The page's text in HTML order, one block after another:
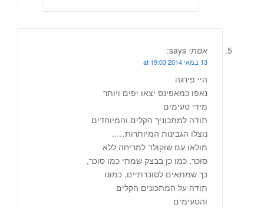
אסתי says:
13 במאי 2014 at 19:03
היי פירגה
נאפו כמאפינס יצאו יפים ויותר
מידי טעימים
תודה למתכוניך הקלים והמיוחדים
נוצלו הגבינות המיותרות…..
מולאו עם שוקולד למריחה ללא
סוכר, כמו כן בבצק שמתי כמו סוכר,
כך שמתאים לסוכרתיים, כמונו
תודה על המתכונים הקלים
והטעימים